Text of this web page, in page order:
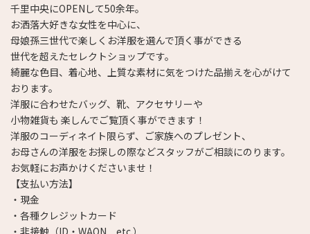
千里中央にOPENして50余年。
お洒落大好きな女性を中心に、
母娘孫三世代で楽しくお洋服を選んで頂く事ができる
世代を超えたセレクトショップです。
綺麗な色目、着心地、上質な素材に気をつけた品揃えを心がけて
おります。
洋服に合わせたバッグ、靴、アクセサリーや
小物雑貨も 楽しんでご覧頂く事ができます！
洋服のコーディネイト限らず、ご家族へのプレゼント、
お母さんの洋服をお探しの際などスタッフがご相談にのります。
お気軽にお声かけくださいませ！
【支払い方法】
・現金
・各種クレジットカード
・非接触（ID・WAON etc.）